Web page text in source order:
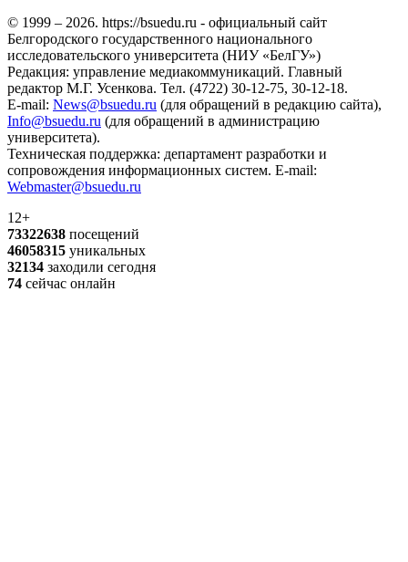
© 1999 – 2026. https://bsuedu.ru - официальный сайт
Белгородского государственного национального
исследовательского университета (НИУ «БелГУ»)
Редакция: управление медиакоммуникаций. Главный
редактор М.Г. Усенкова. Тел. (4722) 30-12-75, 30-12-18.
E-mail: News@bsuedu.ru (для обращений в редакцию сайта),
Info@bsuedu.ru (для обращений в администрацию
университета).
Техническая поддержка: департамент разработки и
сопровождения информационных систем. E-mail:
Webmaster@bsuedu.ru
12+
73322638 посещений
46058315 уникальных
32134 заходили сегодня
74 сейчас онлайн